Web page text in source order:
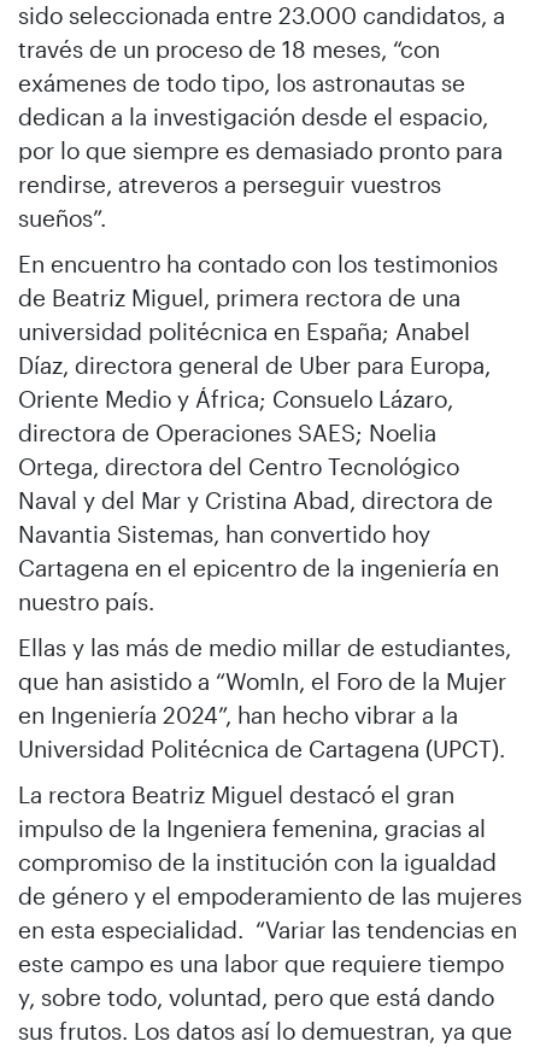
sido seleccionada entre 23.000 candidatos, a
través de un proceso de 18 meses, “con
exámenes de todo tipo, los astronautas se
dedican a la investigación desde el espacio,
por lo que siempre es demasiado pronto para
rendirse, atreveros a perseguir vuestros
sueños”.
En encuentro ha contado con los testimonios
de Beatriz Miguel, primera rectora de una
universidad politécnica en España; Anabel
Díaz, directora general de Uber para Europa,
Oriente Medio y África; Consuelo Lázaro,
directora de Operaciones SAES; Noelia
Ortega, directora del Centro Tecnológico
Naval y del Mar y Cristina Abad, directora de
Navantia Sistemas, han convertido hoy
Cartagena en el epicentro de la ingeniería en
nuestro país.
Ellas y las más de medio millar de estudiantes,
que han asistido a “WomIn, el Foro de la Mujer
en Ingeniería 2024”, han hecho vibrar a la
Universidad Politécnica de Cartagena (UPCT).
La rectora Beatriz Miguel destacó el gran
impulso de la Ingeniera femenina, gracias al
compromiso de la institución con la igualdad
de género y el empoderamiento de las mujeres
en esta especialidad. “Variar las tendencias en
este campo es una labor que requiere tiempo
y, sobre todo, voluntad, pero que está dando
sus frutos. Los datos así lo demuestran, ya que